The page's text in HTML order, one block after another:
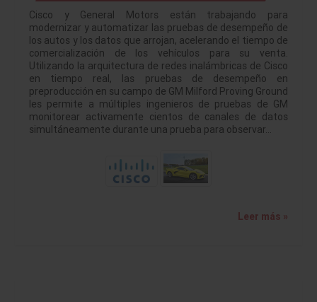
Cisco y General Motors están trabajando para
modernizar y automatizar las pruebas de desempeño de
los autos y los datos que arrojan, acelerando el tiempo de
comercialización de los vehículos para su venta.
Utilizando la arquitectura de redes inalámbricas de Cisco
en tiempo real, las pruebas de desempeño en
preproducción en su campo de GM Milford Proving Ground
les permite a múltiples ingenieros de pruebas de GM
monitorear activamente cientos de canales de datos
simultáneamente durante una prueba para observar…
Leer más »